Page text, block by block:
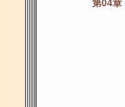
第04章